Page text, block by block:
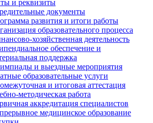
и реквизиты
документы
развития и итоги работы
образовательного процесса
хозяйственная деятельность
обеспечение и
поддержка
и выездные мероприятия
образовательные услуги
и итоговая аттестация
методическая работа
аккредитация специалистов
медицинское образование